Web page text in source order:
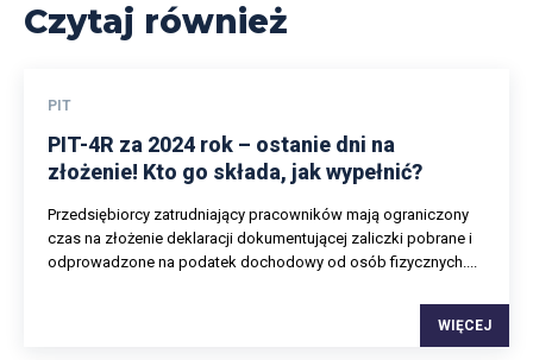
Czytaj również
PIT
PIT-4R za 2024 rok – ostanie dni na
złożenie! Kto go składa, jak wypełnić?
Przedsiębiorcy zatrudniający pracowników mają ograniczony
czas na złożenie deklaracji dokumentującej zaliczki pobrane i
odprowadzone na podatek dochodowy od osób fizycznych....
WIĘCEJ